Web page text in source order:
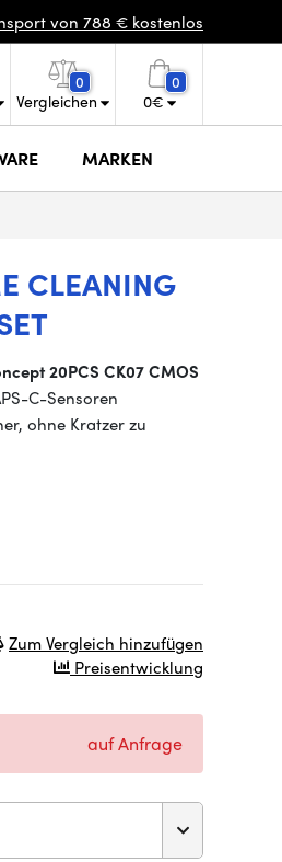
von 788 € kostenlos
0
Vergleichen
0
0€
MARKEN
CLEANING
20PCS CK07 CMOS
C-Sensoren
ohne Kratzer zu
Zum Vergleich hinzufügen
Preisentwicklung
auf Anfrage